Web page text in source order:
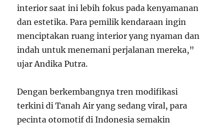
interior saat ini lebih fokus pada kenyamanan
dan estetika. Para pemilik kendaraan ingin
menciptakan ruang interior yang nyaman dan
indah untuk menemani perjalanan mereka,”
ujar Andika Putra.
Dengan berkembangnya tren modifikasi
terkini di Tanah Air yang sedang viral, para
pecinta otomotif di Indonesia semakin